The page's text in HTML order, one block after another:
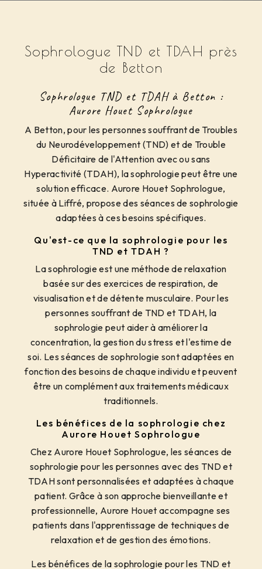
Sophrologue TND et TDAH près
de Betton
Sophrologue TND et TDAH à Betton :
Aurore Houet Sophrologue
A Betton, pour les personnes souffrant de Troubles
du Neurodéveloppement (TND) et de Trouble
Déficitaire de l'Attention avec ou sans
Hyperactivité (TDAH), la sophrologie peut être une
solution efficace. Aurore Houet Sophrologue,
située à Liffré, propose des séances de sophrologie
adaptées à ces besoins spécifiques.
Qu'est-ce que la sophrologie pour les
TND et TDAH ?
La sophrologie est une méthode de relaxation
basée sur des exercices de respiration, de
visualisation et de détente musculaire. Pour les
personnes souffrant de TND et TDAH, la
sophrologie peut aider à améliorer la
concentration, la gestion du stress et l'estime de
soi. Les séances de sophrologie sont adaptées en
fonction des besoins de chaque individu et peuvent
être un complément aux traitements médicaux
traditionnels.
Les bénéfices de la sophrologie chez
Aurore Houet Sophrologue
Chez Aurore Houet Sophrologue, les séances de
sophrologie pour les personnes avec des TND et
TDAH sont personnalisées et adaptées à chaque
patient. Grâce à son approche bienveillante et
professionnelle, Aurore Houet accompagne ses
patients dans l'apprentissage de techniques de
relaxation et de gestion des émotions.
Les bénéfices de la sophrologie pour les TND et